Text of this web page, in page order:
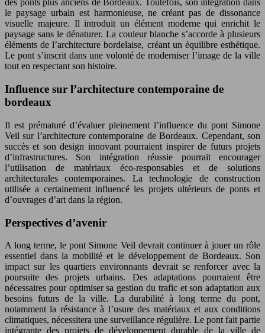
des ponts plus anciens de Bordeaux. Toutefois, son intégration dans
le paysage urbain est harmonieuse, ne créant pas de dissonance
visuelle majeure. Il introduit un élément moderne qui enrichit le
paysage sans le dénaturer. La couleur blanche s’accorde à plusieurs
éléments de l’architecture bordelaise, créant un équilibre esthétique.
Le pont s’inscrit dans une volonté de moderniser l’image de la ville
tout en respectant son histoire.
Influence sur l’architecture contemporaine de
bordeaux
Il est prématuré d’évaluer pleinement l’influence du pont Simone
Veil sur l’architecture contemporaine de Bordeaux. Cependant, son
succès et son design innovant pourraient inspirer de futurs projets
d’infrastructures. Son intégration réussie pourrait encourager
l’utilisation de matériaux éco-responsables et de solutions
architecturales contemporaines. La technologie de construction
utilisée a certainement influencé les projets ultérieurs de ponts et
d’ouvrages d’art dans la région.
Perspectives d’avenir
A long terme, le pont Simone Veil devrait continuer à jouer un rôle
essentiel dans la mobilité et le développement de Bordeaux. Son
impact sur les quartiers environnants devrait se renforcer avec la
poursuite des projets urbains. Des adaptations pourraient être
nécessaires pour optimiser sa gestion du trafic et son adaptation aux
besoins futurs de la ville. La durabilité à long terme du pont,
notamment la résistance à l’usure des matériaux et aux conditions
climatiques, nécessitera une surveillance régulière. Le pont fait partie
intégrante des projets de développement durable de la ville de